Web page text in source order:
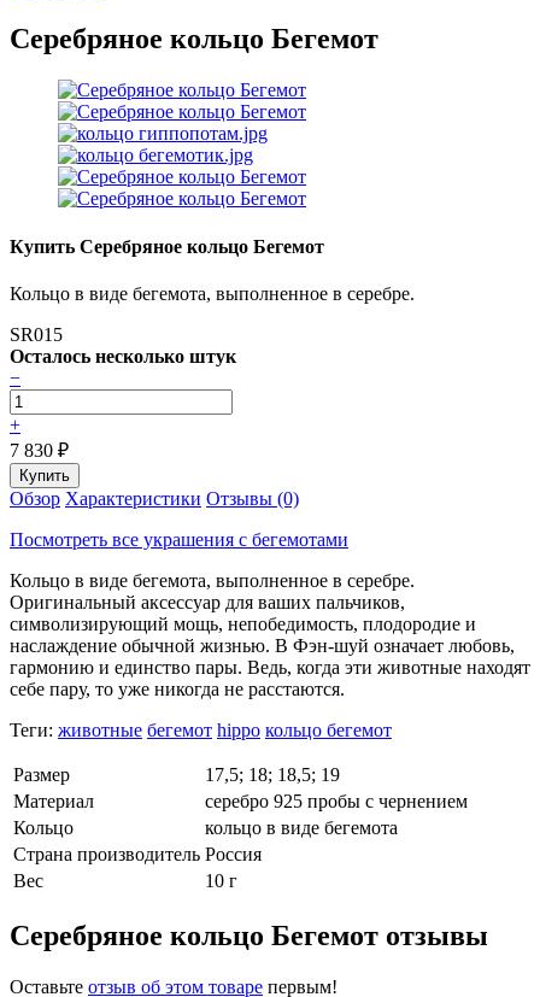
Серебряное кольцо Бегемот
Купить Серебряное кольцо Бегемот
Кольцо в виде бегемота, выполненное в серебре.
SR015
Осталось несколько штук
−
+
7 830 ₽
Обзор Характеристики Отзывы (0)
Посмотреть все украшения с бегемотами
Кольцо в виде бегемота, выполненное в серебре.
Оригинальный аксессуар для ваших пальчиков,
символизирующий мощь, непобедимость, плодородие и
наслаждение обычной жизнью. В Фэн-шуй означает любовь,
гармонию и единство пары. Ведь, когда эти животные находят
себе пару, то уже никогда не расстаются.
Теги: животные бегемот hippo кольцо бегемот
Размер
17,5; 18; 18,5; 19
Материал
серебро 925 пробы с чернением
Кольцо
кольцо в виде бегемота
Страна производитель Россия
Вес
10 г
Серебряное кольцо Бегемот отзывы
Оставьте отзыв об этом товаре первым!